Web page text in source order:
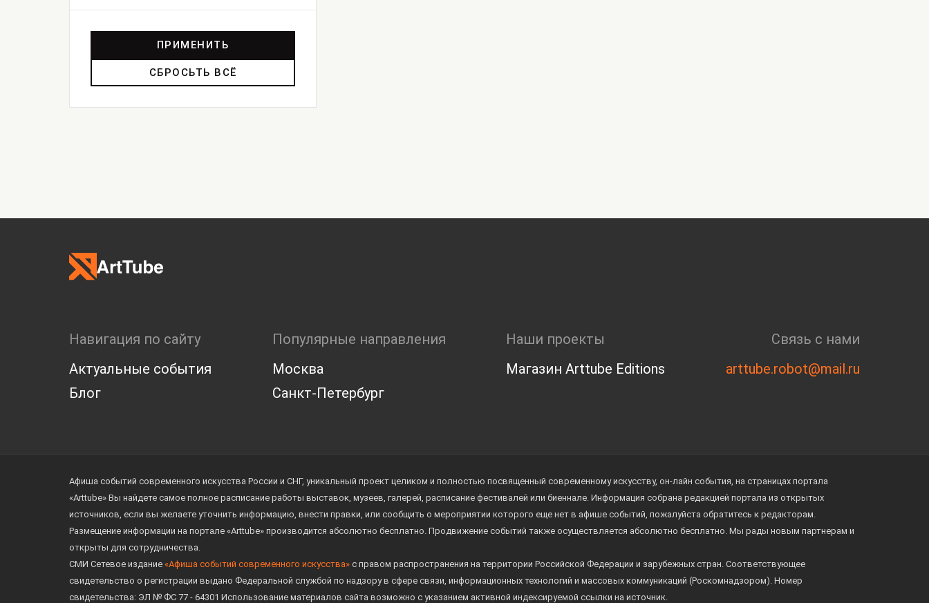
ПРИМЕНИТЬ
СБРОСЬТЬ ВСЁ
Навигация по сайту
Актуальные события
Блог
Популярные направления
Москва
Санкт-Петербург
Наши проекты
Магазин Arttube Editions
Связь с нами
arttube.robot@mail.ru
Афиша событий современного искусства России и СНГ, уникальный проект целиком и полностью посвященный современному искусству, он-лайн события, на страницах портала
«Arttube» Вы найдете самое полное расписание работы выставок, музеев, галерей, расписание фестивалей или биеннале. Информация собрана редакцией портала из открытых
источников, если вы желаете уточнить информацию, внести правки, или сообщить о мероприятии которого еще нет в афише событий, пожалуйста обратитесь к редакторам.
Размещение информации на портале «Arttube» производится абсолютно бесплатно. Продвижение событий также осуществляется абсолютно бесплатно. Мы рады новым партнерам и
открыты для сотрудничества.
СМИ Сетевое издание «Афиша событий современного искусства» с правом распространения на территории Российской Федерации и зарубежных стран. Соответствующее
свидетельство о регистрации выдано Федеральной службой по надзору в сфере связи, информационных технологий и массовых коммуникаций (Роскомнадзором). Номер
свидетельства: ЭЛ № ФС 77 - 64301 Использование материалов сайта возможно с указанием активной индексируемой ссылки на источник.